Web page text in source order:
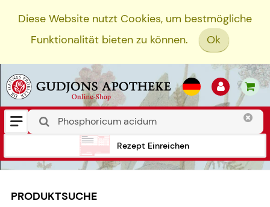
Diese Website nutzt Cookies, um bestmögliche
Funktionalität bieten zu können.
Ok
Rezept Einreichen
PRODUKTSUCHE